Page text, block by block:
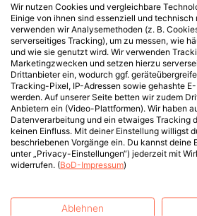
Wir nutzen Cookies und vergleichbare
Einige von ihnen sind essenziell und technisch
verwenden wir Analysemethoden (z. B.
serverseitiges Tracking), um zu messen, wie
und wie sie genutzt wird. Wir verwenden
Marketingzwecken und setzen hierzu
Drittanbieter ein, wodurch ggf.
Tracking-Pixel, IP-Adressen sowie gehashte
werden. Auf unserer Seite betten wir zudem
Anbietern ein (Video-Plattformen). Wir haben
Datenverarbeitung und ein etwaiges Tracking
keinen Einfluss. Mit deiner Einstellung willigst
beschriebenen Vorgänge ein. Du kannst deine
unter „Privacy-Einstellungen“) jederzeit mit
widerrufen. (BoD-Impressum)
Ablehnen